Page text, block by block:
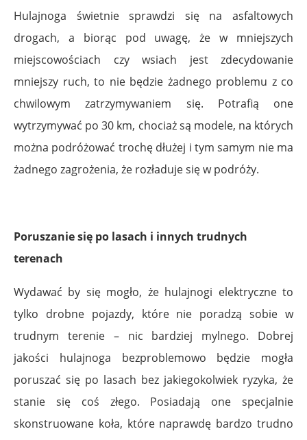
Hulajnoga świetnie sprawdzi się na asfaltowych
drogach, a biorąc pod uwagę, że w mniejszych
miejscowościach czy wsiach jest zdecydowanie
mniejszy ruch, to nie będzie żadnego problemu z co
chwilowym zatrzymywaniem się. Potrafią one
wytrzymywać po 30 km, chociaż są modele, na których
można podróżować trochę dłużej i tym samym nie ma
żadnego zagrożenia, że rozładuje się w podróży.
Poruszanie się po lasach i innych trudnych
terenach
Wydawać by się mogło, że hulajnogi elektryczne to
tylko drobne pojazdy, które nie poradzą sobie w
trudnym terenie – nic bardziej mylnego. Dobrej
jakości hulajnoga bezproblemowo będzie mogła
poruszać się po lasach bez jakiegokolwiek ryzyka, że
stanie się coś złego. Posiadają one specjalnie
skonstruowane koła, które naprawdę bardzo trudno